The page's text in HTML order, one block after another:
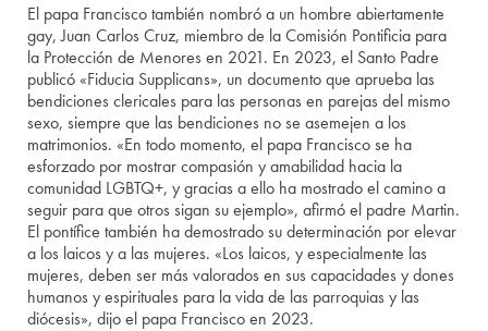
El papa Francisco también nombró a un hombre abiertamente
gay, Juan Carlos Cruz, miembro de la Comisión Pontificia para
la Protección de Menores en 2021. En 2023, el Santo Padre
publicó «Fiducia Supplicans», un documento que aprueba las
bendiciones clericales para las personas en parejas del mismo
sexo, siempre que las bendiciones no se asemejen a los
matrimonios. «En todo momento, el papa Francisco se ha
esforzado por mostrar compasión y amabilidad hacia la
comunidad LGBTQ+, y gracias a ello ha mostrado el camino a
seguir para que otros sigan su ejemplo», afirmó el padre Martin.
El pontífice también ha demostrado su determinación por elevar
a los laicos y a las mujeres. «Los laicos, y especialmente las
mujeres, deben ser más valorados en sus capacidades y dones
humanos y espirituales para la vida de las parroquias y las
diócesis», dijo el papa Francisco en 2023.